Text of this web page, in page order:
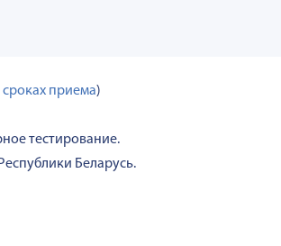
приема)
тестирование.
Беларусь.